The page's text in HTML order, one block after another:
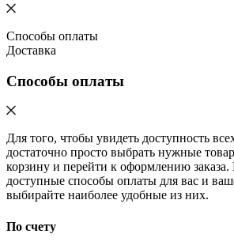
Способы оплаты
Доставка
Способы оплаты
Для того, чтобы увидеть доступность
достаточно просто выбрать нужные
корзину и перейти к оформлению
доступные способы оплаты для вас и
выбирайте наиболее удобные из них.
По счету